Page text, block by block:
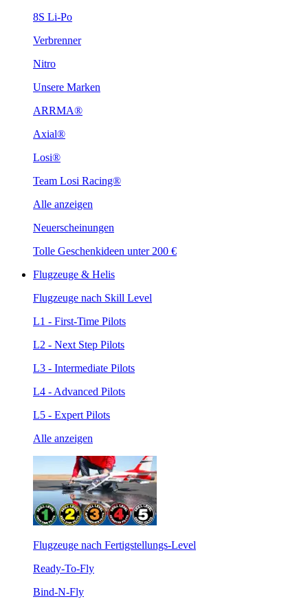
8S Li-Po
Verbrenner
Nitro
Unsere Marken
ARRMA®
Axial®
Losi®
Team Losi Racing®
Alle anzeigen
Neuerscheinungen
Tolle Geschenkideen unter 200 €
Flugzeuge & Helis
Flugzeuge nach Skill Level
L1 - First-Time Pilots
L2 - Next Step Pilots
L3 - Intermediate Pilots
L4 - Advanced Pilots
L5 - Expert Pilots
Alle anzeigen
Flugzeuge nach Fertigstellungs-Level
Ready-To-Fly
Bind-N-Fly